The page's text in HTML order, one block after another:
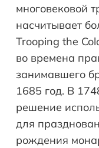
многовековой
насчитывает
Trooping the
во времена
занимавшего
1685 год. В
решение
для
рождения